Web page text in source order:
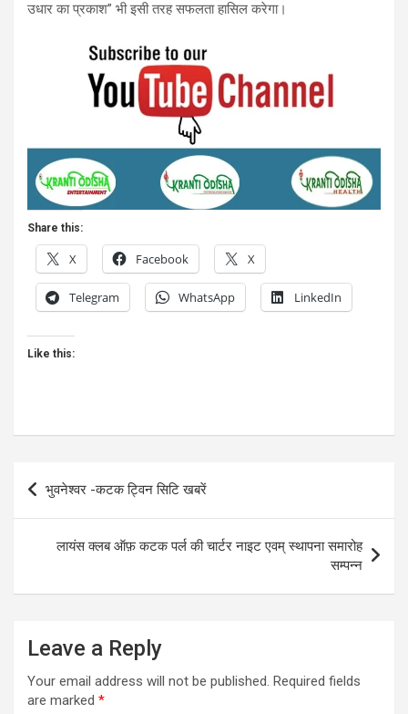
उधार का प्रकाश” भी इसी तरह सफलता हासिल करेगा।
Share this:
X Facebook X
Telegram WhatsApp LinkedIn
Like this:
Post
navigation
भुवनेश्वर -कटक ट्विन सिटि खबरें
लायंस क्लब ऑफ़ कटक पर्ल की चार्टर नाइट एवम् स्थापना समारोह
सम्पन्न
Leave a Reply
Your email address will not be published. Required fields
are marked *